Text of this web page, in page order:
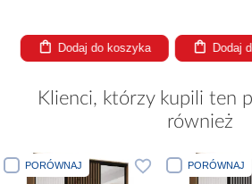
Dodaj do koszyka Dodaj
Klienci, którzy kupili ten
również
PORÓWNAJ